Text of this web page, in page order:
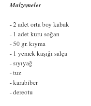
Malzemeler
- 2 adet orta boy kabak
- 1 adet kuru soğan
- 50 gr. kıyma
- 1 yemek kaşığı salça
- sıyıyağ
- tuz
- karabiber
- dereotu